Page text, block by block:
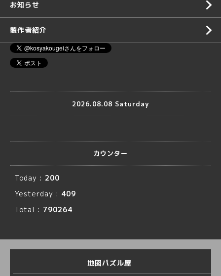
お知らせ
製作者紹介
2026.08.08 Saturday
カウンター
Today : 200
Yesterday : 409
Total : 790264
地図パズル屋